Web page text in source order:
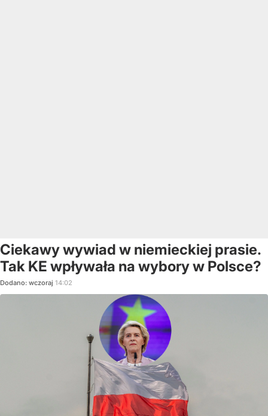
Ciekawy wywiad w niemieckiej prasie.
Tak KE wpływała na wybory w Polsce?
Dodano: wczoraj 14:02